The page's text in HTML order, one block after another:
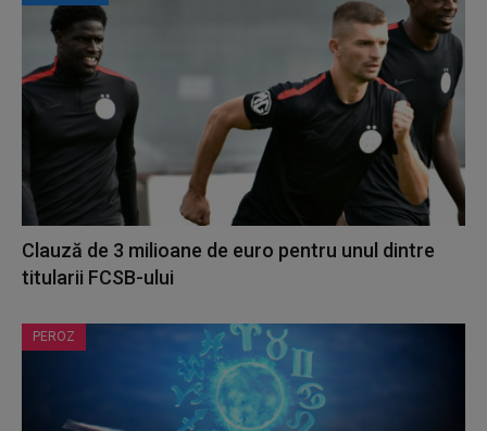
Clauză de 3 milioane de euro pentru unul dintre
titularii FCSB-ului
PEROZ